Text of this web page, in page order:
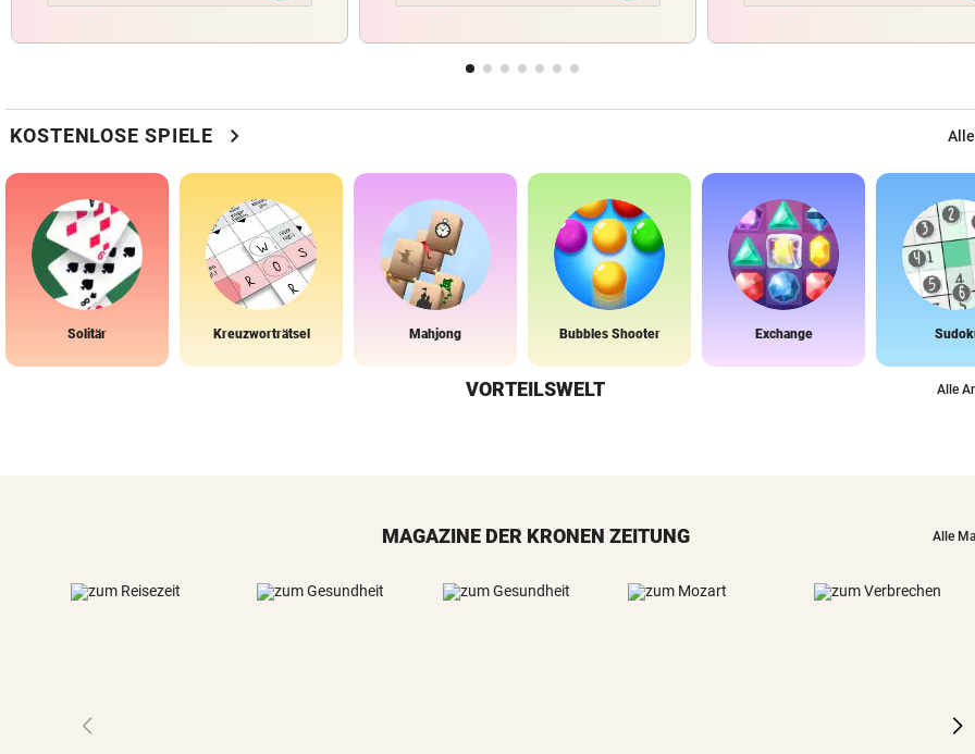
KOSTENLOSE SPIELE chevron_right
Solitär Kreuzworträtsel Mahjong Bubbles Shooter Exchange
VORTEILSWELT Alle
MAGAZINE DER KRONEN ZEITUNG Alle